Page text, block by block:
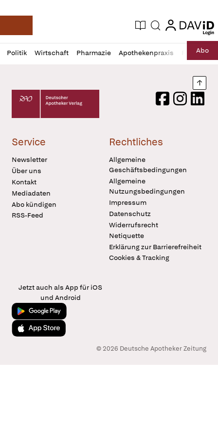
Deutsche Apotheker Zeitung
Aktuelle Ausgabe
Suche login
login
Politik Wirtschaft Pharmazie Apothekenpraxis RechtAbo
Profil
öffnen
Daz
Pur
Deutscher Apotheker Verlag Logo
FacebookInstagram
Service
Newsletter
Über uns
Kontakt
Mediadaten
Abo kündigen
RSS-Feed
Rechtliches
Allgemeine
Geschäftsbedingungen
Allgemeine
Nutzungsbedingungen
Impressum
Datenschutz
Widerrufsrecht
Netiquette
Erklärung zur Barrierefreiheit
Cookies & Tracking
Jetzt auch als App für iOS
und Android
Jetzt bei Google Play
Laden im App Store
© 2026 Deutsche Apotheker Zeitung